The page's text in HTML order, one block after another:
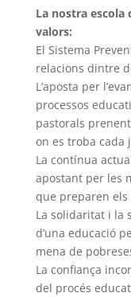
La nostra escola
valors:
El Sistema
relacions dintre
L’aposta per
processos
pastorals
on es troba cada
La contínua
apostant per les
que preparen
La solidaritat i la
d’una educació
mena de
La confiança
del procés